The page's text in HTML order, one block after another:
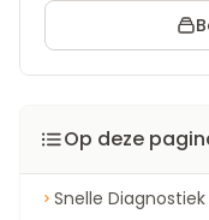
Op deze
Snelle Diagnostiek